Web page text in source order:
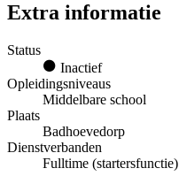
Extra informatie
Status
Inactief
Opleidingsniveaus
Middelbare school
Plaats
Badhoevedorp
Dienstverbanden
Fulltime (startersfunctie)